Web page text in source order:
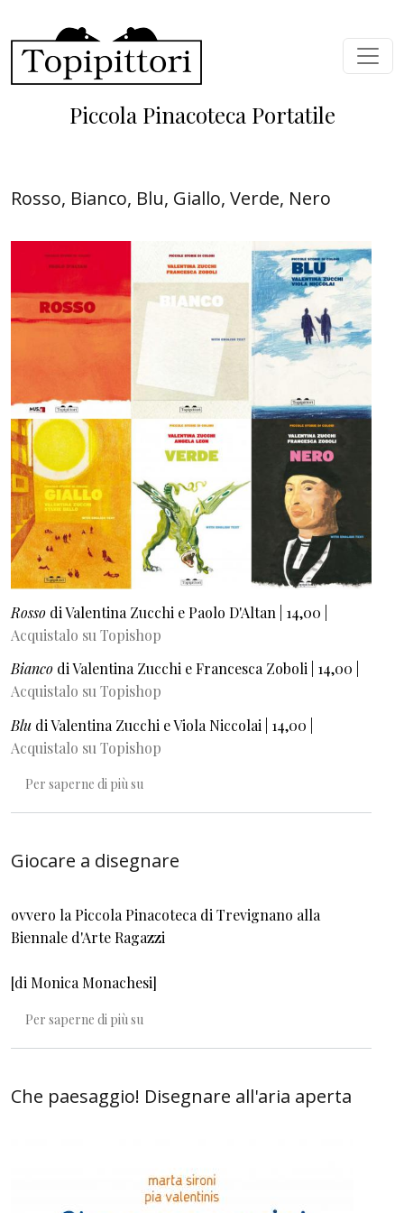
Piccola Pinacoteca Portatile
Rosso, Bianco, Blu, Giallo, Verde, Nero
Rosso di Valentina Zucchi e Paolo D'Altan | 14,00 |
Acquistalo su Topishop
Bianco di Valentina Zucchi e Francesca Zoboli | 14,00 |
Acquistalo su Topishop
Blu di Valentina Zucchi e Viola Niccolai | 14,00 |
Acquistalo su Topishop
Per saperne di più su
Giocare a disegnare
ovvero la Piccola Pinacoteca di Trevignano alla
Biennale d'Arte Ragazzi
[di Monica Monachesi]
Per saperne di più su
Che paesaggio! Disegnare all'aria aperta